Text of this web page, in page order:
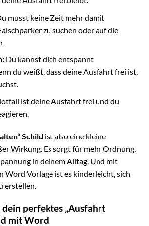
musst keine Zeit mehr damit
zu suchen oder auf die
Du kannst dich entspannt
du weißt, dass deine Ausfahrt frei ist,
ist deine Ausfahrt frei und du
Schild ist also eine kleine
Wirkung. Es sorgt für mehr Ordnung,
in deinem Alltag. Und mit
Word Vorlage ist es kinderleicht, sich
erstellen.
dein perfektes „Ausfahrt
mit Word